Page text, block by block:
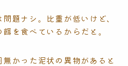
題ナシ。比重が低いけど、
を食べているからだと。
かった泥状の異物があると